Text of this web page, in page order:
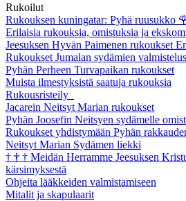
Rukoilut
Rukouksen kuningatar: Pyhä ruusukko
Erilaisia rukouksia, omistuksia ja
Jeesuksen Hyvän Paimenen rukoukset
Rukoukset Jumalan sydämien
Pyhän Perheen Turvapaikan rukoukset
Muista ilmestyksistä saatuja rukouksia
Rukousristeily
Jacarein Neitsyt Marian rukoukset
Pyhän Joosefin Neitsyen sydämelle
Rukoukset yhdistymään Pyhän
Neitsyt Marian Sydämen liekki
† † † Meidän Herramme Jeesuksen
kärsimyksestä
Ohjeita lääkkeiden valmistamiseen
Mitalit ja skapulaarit